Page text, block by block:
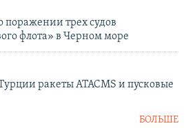
поражении трех судов
флота» в Черном море
ракеты ATACMS и пусковые
БОЛЬШЕ